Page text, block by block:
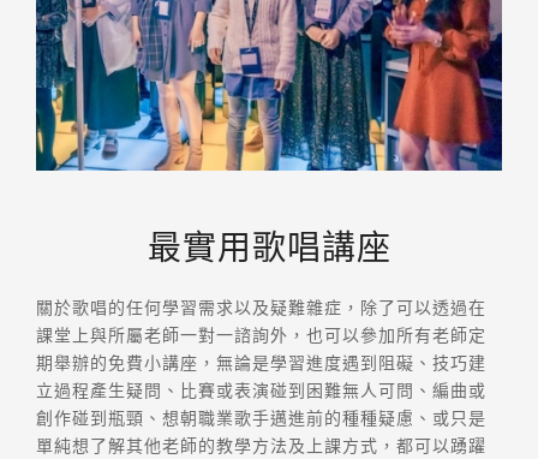
最實用歌唱講座
關於歌唱的任何學習需求以及疑難雜症，除了可以透過在
課堂上與所屬老師一對一諮詢外，也可以參加所有老師定
期舉辦的免費小講座，無論是學習進度遇到阻礙、技巧建
立過程產生疑問、比賽或表演碰到困難無人可問、編曲或
創作碰到瓶頸、想朝職業歌手邁進前的種種疑慮、或只是
單純想了解其他老師的教學方法及上課方式，都可以踴躍